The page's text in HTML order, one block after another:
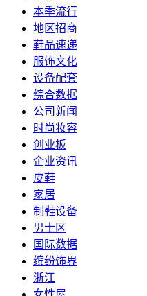
本季流行
地区招商
鞋品速递
服饰文化
设备配套
综合数据
公司新闻
时尚妆容
创业板
企业资讯
皮鞋
家居
制鞋设备
男士区
国际数据
缤纷饰界
浙江